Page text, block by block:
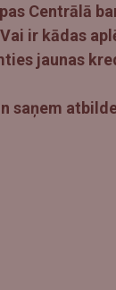
Centrālā
ir kādas
jaunas
saņem